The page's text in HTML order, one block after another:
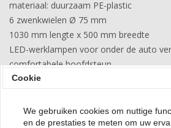
materiaal: duurzaam PE-plastic
6 zwenkwielen Ø 75 mm
1030 mm lengte x 500 mm breedte
LED-werklampen voor onder de auto
comfortabele hoofdsteun
max. draagvermogen: tot 150 kg
Cookie
We gebruiken cookies om nuttige
en de prestaties te meten om uw